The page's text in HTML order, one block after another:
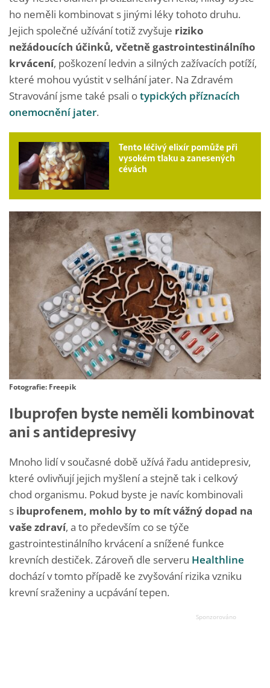
ho neměli kombinovat s jinými léky tohoto druhu.
Jejich společné užívání totiž zvyšuje riziko
nežádoucích účinků, včetně gastrointestinálního
krvácení, poškození ledvin a silných zažívacích potíží,
které mohou vyústit v selhání jater. Na Zdravém
Stravování jsme také psali otypických příznacích
onemocnění jater.
Tento léčivý elixír pomůže při
vysokém tlaku a zanesených
cévách
Fotografie: Freepik
Ibuprofen byste neměli kombinovat
ani s antidepresivy
Mnoho lidí v současné době užívá řadu antidepresiv,
které ovlivňují jejich myšlení a stejně tak i celkový
chod organismu. Pokud byste je navíc kombinovali
s ibuprofenem, mohlo by to mít vážný dopad na
vaše zdraví, a to především co se týče
gastrointestinálního krvácení a snížené funkce
krevních destiček. Zároveň dle serveru Healthline
dochází v tomto případě ke zvyšování rizika vzniku
krevní sraženiny a ucpávání tepen.